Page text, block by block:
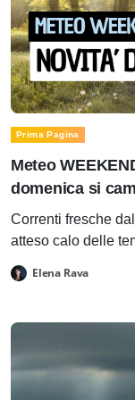
Prima Pagina
Meteo
domenica si
Correnti fresche
atteso calo delle
Elena Rava